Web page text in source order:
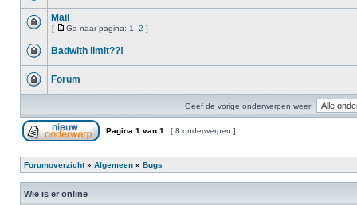
Mail
[ Ga naar pagina: 1 2 ]
Badwith limit??!
Forum
Geef de vorige onderwerpen weer:
Pagina 1 van 1 [ 8 onderwerpen ]
Forumoverzicht» Algemeen » Bugs
Wie is er online